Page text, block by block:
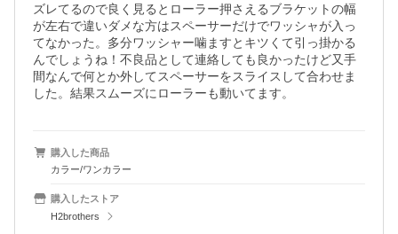
ズレてるので良く見るとローラー押さえるブラケットの幅
が左右で違いダメな方はスペーサーだけでワッシャが入っ
てなかった。多分ワッシャー噛ますとキツくて引っ掛かる
んでしょうね！不良品として連絡しても良かったけど又手
間なんで何とか外してスペーサーをスライスして合わせま
した。結果スムーズにローラーも動いてます。
購入した商品
カラー/ワンカラー
購入したストア
H2brothers